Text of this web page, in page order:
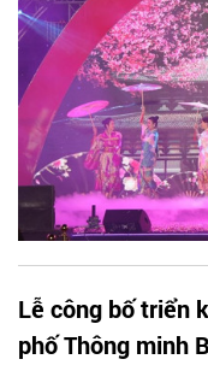
Lễ công bố triển
phố Thông minh